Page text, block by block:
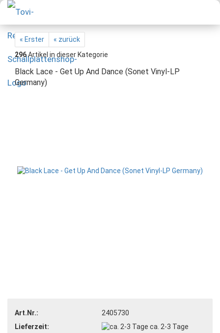
« Erster
« zurück
296Artikel in dieser Kategorie
Black Lace - Get Up And Dance (Sonet Vinyl-LP
Germany)
Art.Nr.:
2405730
Lieferzeit:
ca. 2-3 Tage